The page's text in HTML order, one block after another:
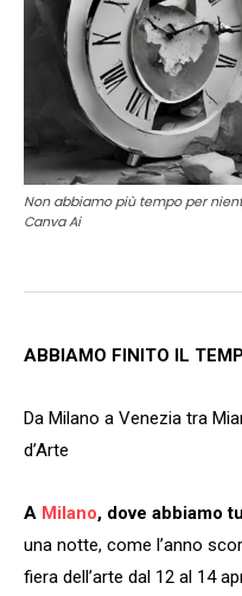
Non abbiamo più tempo per
Canva Ai
ABBIAMO FINITO IL
Da Milano a Venezia tra
d’Arte
A Milano, dove abbiamo
una notte, come l’anno
fiera dell’arte dal 12 al 14